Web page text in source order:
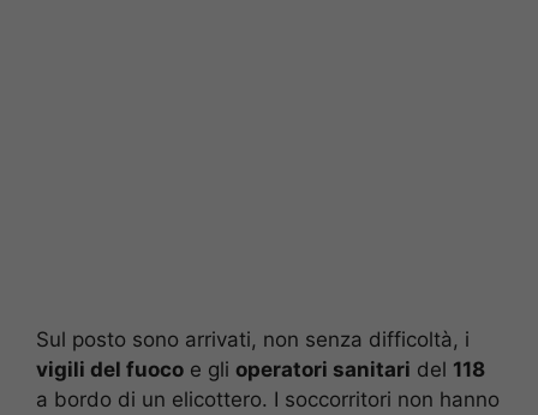
Sul posto sono arrivati, non senza difficoltà, i
vigili del fuoco e gli operatori sanitari del 118
a bordo di un elicottero. I soccorritori non hanno